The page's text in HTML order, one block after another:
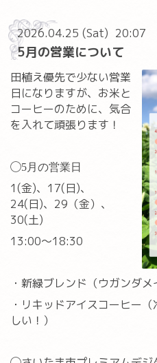
2026.04.25 (Sat) 20:07
5月の営業について
田植え優先で少ない営業
日になりますが、 お米と
コーヒーのために、気合
を入れて頑張ります！
◯5月の営業日
1(金)、17(日)、
24(日)、29（金）、
30(土)
13:00〜18:30
・新緑ブレンド（ウガンダメ
・リキッドアイスコーヒー
しい！）